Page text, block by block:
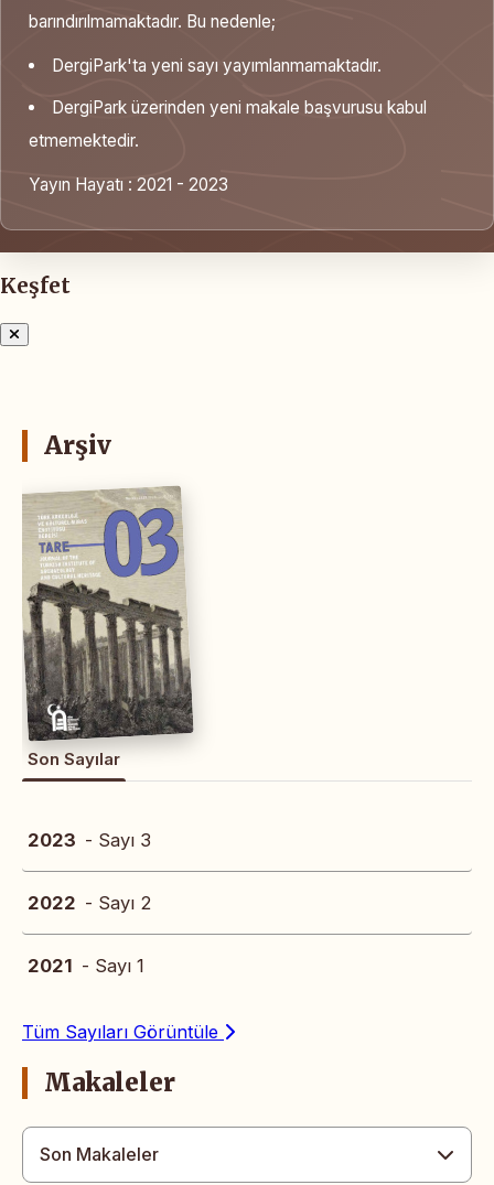
barındırılmamaktadır. Bu nedenle;
DergiPark'ta yeni sayı yayımlanmamaktadır.
DergiPark üzerinden yeni makale başvurusu kabul
etmemektedir.
Yayın Hayatı : 2021 - 2023
Keşfet
Arşiv
Son Sayılar
2023 - Sayı 3
2022 - Sayı 2
2021 - Sayı 1
Tüm Sayıları Görüntüle
Makaleler
Son Makaleler